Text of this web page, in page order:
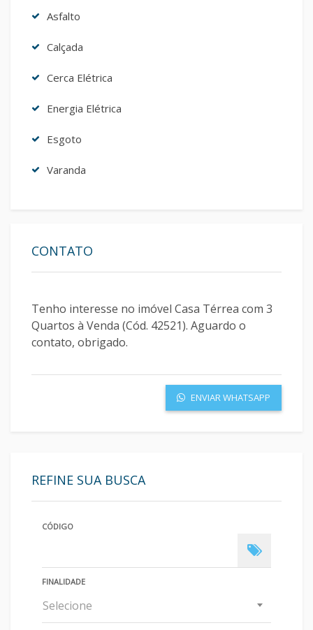
Asfalto
Calçada
Cerca Elétrica
Energia Elétrica
Esgoto
Varanda
CONTATO
ENVIAR WHATSAPP
REFINE SUA BUSCA
CÓDIGO
FINALIDADE
Selecione